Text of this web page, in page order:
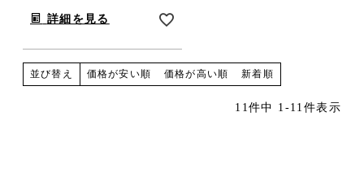
詳細を見る
並び替え 価格が安い順 価格が高い順 新着順
11 件中 1 -11 件表示